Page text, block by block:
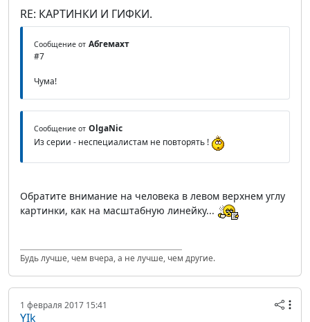
RE: КАРТИНКИ И ГИФКИ.
Сообщение от Абгемахт
#7
Чума!
Сообщение от OlgaNic
Из серии - неспециалистам не повторять !
Обратите внимание на человека в левом верхнем углу
картинки, как на масштабную линейку...
Будь лучше, чем вчера, а не лучше, чем другие.
1 февраля 2017 15:41
YIk